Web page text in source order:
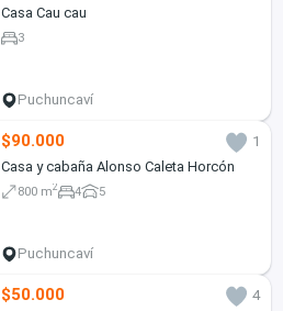
Casa Cau cau
3
Puchuncaví
$90.000
1
Casa y cabaña Alonso Caleta Horcón
800 m2 4 5
Puchuncaví
$50.000
4